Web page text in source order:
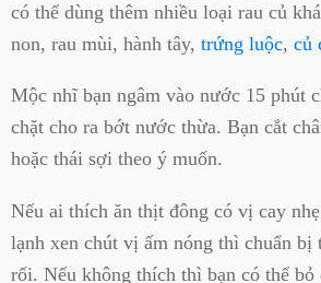
có thể dùng thêm nhiều loại rau củ
non, rau mùi, hành tây, trứng luộc, củ
Mộc nhĩ bạn ngâm vào nước 15 phút
chặt cho ra bớt nước thừa. Bạn cắt
hoặc thái sợi theo ý muốn.
Nếu ai thích ăn thịt đông có vị cay
lạnh xen chút vị ấm nóng thì chuẩn bị
rối. Nếu không thích thì bạn có thể bỏ